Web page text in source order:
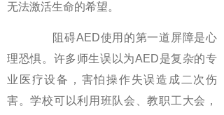
无法激活生命的希望。
阻碍AED使用的第一道屏障是心
理恐惧。许多师生误以为AED是复杂的专
业医疗设备，害怕操作失误造成二次伤
害。学校可以利用班队会、教职工大会，